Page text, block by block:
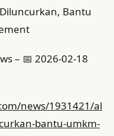
Bantu
– 📅 2026-02-18
news/1931421/al
bantu-umkm-